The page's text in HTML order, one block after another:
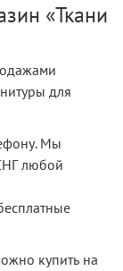
«Ткани
для
Мы
любой
купить на